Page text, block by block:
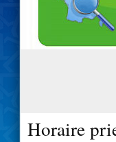
Horaire